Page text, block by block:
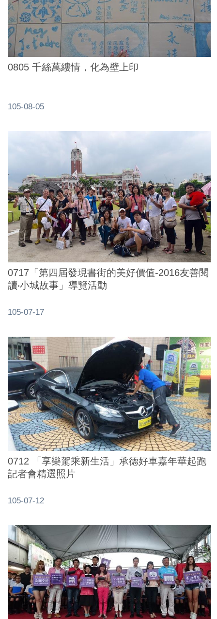
0805 千絲萬縷情，化為壁上印
105-08-05
0717「第四屆發現書街的美好價值-2016友善閱
讀‧小城故事」導覽活動
105-07-17
0712 「享樂駕乘新生活」承德好車嘉年華起跑
記者會精選照片
105-07-12